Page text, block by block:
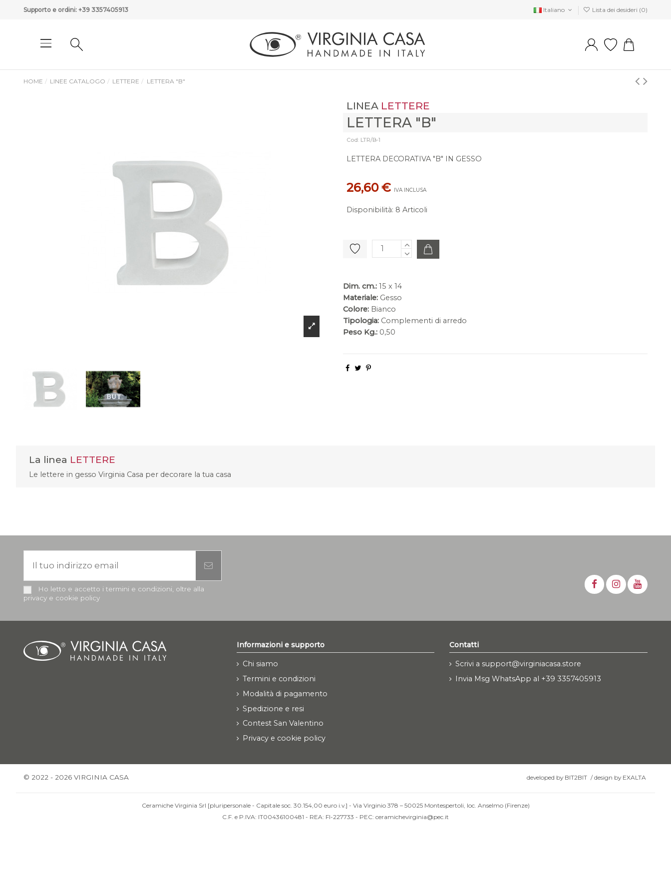
Supporto e ordini: +39 3357405913 Italiano Lista dei desideri (0)
HOME LINEE CATALOGO LETTERE LETTERA "B"
LINEA LETTERE
LETTERA "B"
Cod: LTR/B-1
LETTERA DECORATIVA "B" IN GESSO
26,60 € IVA INCLUSA
Disponibilità: 8 Articoli
Dim. cm.: 15 x 14
Materiale: Gesso
Colore: Bianco
Tipologia: Complementi di arredo
Peso Kg.: 0,50
La linea LETTERE
Le lettere in gesso Virginia Casa per decorare la tua casa
Ho letto e accetto i termini e condizioni, oltre alla
privacy e cookie policy
Informazioni e supporto
Chi siamo
Termini e condizioni
Modalità di pagamento
Spedizione e resi
Contest San Valentino
Privacy e cookie policy
Contatti
Scrivi a support@virginiacasa.store
Invia Msg WhatsApp al +39 3357405913
© 2022 - 2026 VIRGINIA CASA developed by BIT2BIT /design by EXALTA
Ceramiche Virginia Srl [pluripersonale - Capitale soc. 30.154,00 euro i.v.] - Via Virginio 378 – 50025 Montespertoli, loc. Anselmo (Firenze)
C.F. e P.IVA: IT00436100481 - REA: FI-227733 - PEC: ceramichevirginia@pec.it